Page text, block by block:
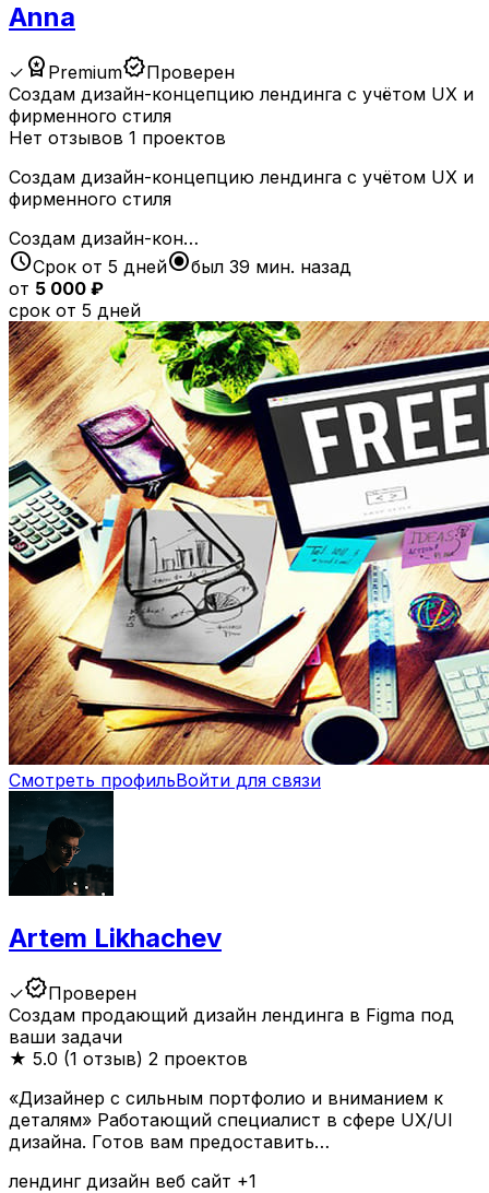
Anna
✓ workspace_premium PremiumverifiedПроверен
Создам дизайн-концепцию лендинга с учётом UX и
фирменного стиля
Нет отзывов 1 проектов
Создам дизайн-концепцию лендинга с учётом UX и
фирменного стиля
Создам дизайн-кон…
scheduleСрок от 5 днейradio_button_checkedбыл 39 мин. назад
от 5 000 ₽
срок от 5 дней
Смотреть профильВойти для связи
Artem Likhachev
✓verifiedПроверен
Создам продающий дизайн лендинга в Figma под
ваши задачи
★ 5.0 (1 отзыв) 2 проектов
«Дизайнер с сильным портфолио и вниманием к
деталям» Работающий специалист в сфере UX/UI
дизайна. Готов вам предоставить…
лендинг дизайн веб сайт +1